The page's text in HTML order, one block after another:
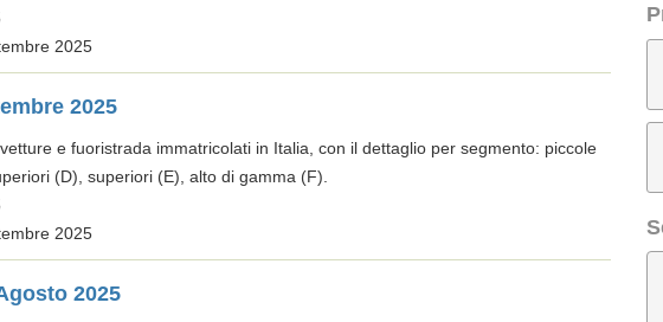
2025
2025
e fuoristrada immatricolati in Italia, con il dettaglio per segmento: piccole
(D), superiori (E), alto di gamma (F).
2025
2025